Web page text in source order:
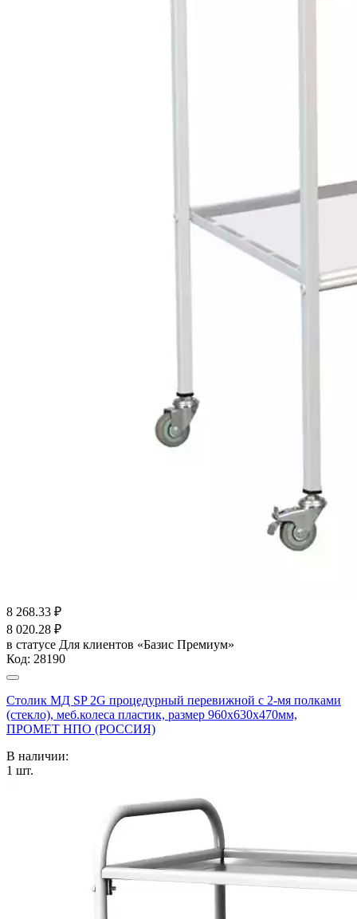
8 268.33 ₽
8 020.28 ₽
в статусе Для клиентов «Базис Премиум»
Код: 28190
Столик МД SP 2G процедурный перевижной с 2-мя полками
(стекло), меб.колеса пластик, размер 960x630x470мм,
ПРОМЕТ НПО (РОССИЯ)
В наличии:
1 шт.